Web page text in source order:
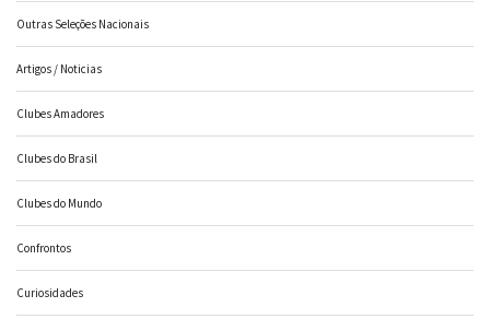
Outras Seleções Nacionais
Artigos / Noticias
Clubes Amadores
Clubes do Brasil
Clubes do Mundo
Confrontos
Curiosidades